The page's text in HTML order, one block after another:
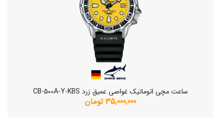
ساعت مچی اتوماتیک غواصی عمیق زرد CB-500A-Y-KBS
35,000,000 تومان